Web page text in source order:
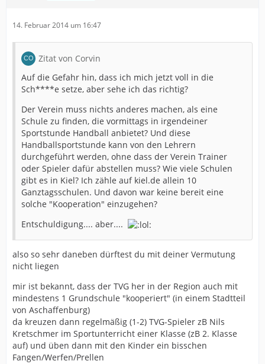
14. Februar 2014 um 16:47
Zitat von Corvin
Auf die Gefahr hin, dass ich mich jetzt voll in die
Sch****e setze, aber sehe ich das richtig?
Der Verein muss nichts anderes machen, als eine
Schule zu finden, die vormittags in irgendeiner
Sportstunde Handball anbietet? Und diese
Handballsportstunde kann von den Lehrern
durchgeführt werden, ohne dass der Verein Trainer
oder Spieler dafür abstellen muss? Wie viele Schulen
gibt es in Kiel? Ich zähle auf kiel.de allein 10
Ganztagsschulen. Und davon war keine bereit eine
solche "Kooperation" einzugehen?
Entschuldigung.... aber....
also so sehr daneben dürftest du mit deiner Vermutung
nicht liegen
mir ist bekannt, dass der TVG her in der Region auch mit
mindestens 1 Grundschule "kooperiert" (in einem Stadtteil
von Aschaffenburg)
da kreuzen dann regelmäßig (1-2) TVG-Spieler zB Nils
Kretschmer im Sportunterricht einer Klasse (zB 2. Klasse
auf) und üben dann mit den Kinder ein bisschen
Fangen/Werfen/Prellen